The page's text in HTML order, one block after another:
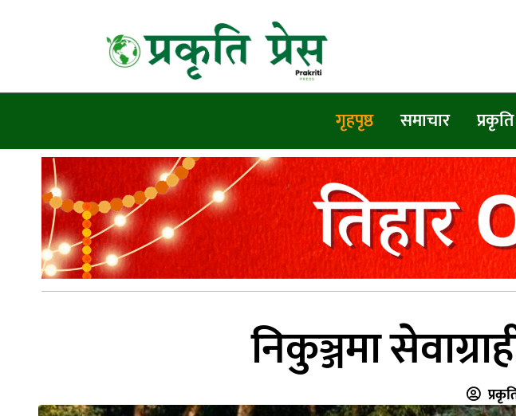
गृहपृष्ठ समाचार
निकुञ्जमा